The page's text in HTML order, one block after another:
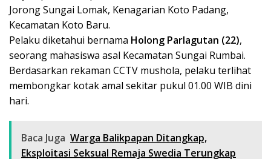
Jorong Sungai Lomak, Kenagarian Koto Padang,
Kecamatan Koto Baru.
Pelaku diketahui bernama Holong Parlagutan (22),
seorang mahasiswa asal Kecamatan Sungai Rumbai.
Berdasarkan rekaman CCTV mushola, pelaku terlihat
membongkar kotak amal sekitar pukul 01.00 WIB dini
hari.
Baca Juga Warga Balikpapan Ditangkap,
Eksploitasi Seksual Remaja Swedia Terungkap